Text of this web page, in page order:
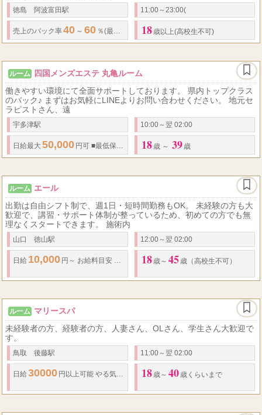
徳島 阿波富田駅 11:00～23:00(
売上のバック率40 ～ 60 ％(最低保障あり/週払い可) ※最低保障… 18 歳以上(高校生不可)
ルーム
四国メンズエステ 丸亀ルーム
働きやすい環境にて全面サポートしております。 県内トップクラス
のバック♪ まずはお気軽にLINEよりお問い合わせください。 地元セ
ラピストさん、遠
宇多津駅 10:00～翌 02:00
日給最大50,000 円可 ■最低保証 ■日払いOK■指名料バックあり、オ
18 歳 ～ 39 歳
ルーム エール
出勤は自由シフト制で、週1日・短時間勤務もOK。 未経験の方も大
歓迎で、講習・サポート体制が整っているため、初めての方でも無
理なくスタートできます。 施術内
山口 徳山駅 12:00～翌 02:00
日給 10,000 円～ お給料目安 10,000円 ～ 100,000円★日払
18 歳～ 45 歳（高校生不可）
ルーム マリースパ
未経験者の方、経験者の方、人妻さん、OLさん、学生さん大歓迎で
す。
鳥取 後藤駅 11:00～翌 02:00
日給 30000 円以上可能 やる気次第で稼げます ☆
18 歳～ 40 歳くらいまで